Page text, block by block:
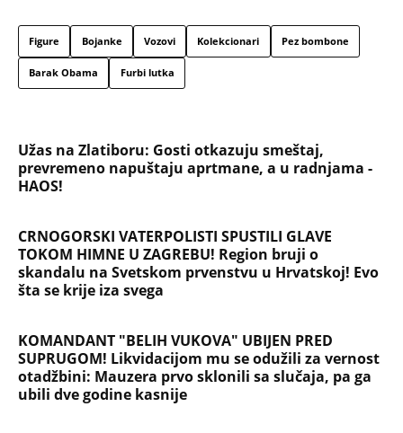
Figure Bojanke Vozovi Kolekcionari Pez bombone
Barak Obama Furbi lutka
Užas na Zlatiboru: Gosti otkazuju smeštaj,
prevremeno napuštaju aprtmane, a u radnjama -
HAOS!
CRNOGORSKI VATERPOLISTI SPUSTILI GLAVE
TOKOM HIMNE U ZAGREBU! Region bruji o
skandalu na Svetskom prvenstvu u Hrvatskoj! Evo
šta se krije iza svega
KOMANDANT "BELIH VUKOVA" UBIJEN PRED
SUPRUGOM! Likvidacijom mu se odužili za vernost
otadžbini: Mauzera prvo sklonili sa slučaja, pa ga
ubili dve godine kasnije